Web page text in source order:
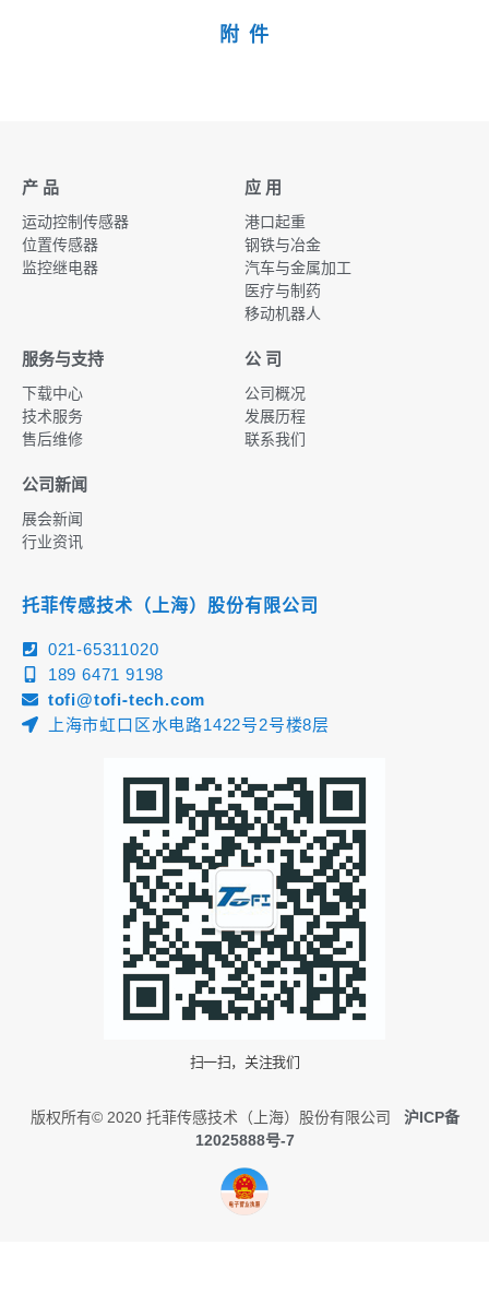
附 件
产 品
运动控制传感器
位置传感器
监控继电器
应 用
港口起重
钢铁与冶金
汽车与金属加工
医疗与制药
移动机器人
服务与支持
下载中心
技术服务
售后维修
公 司
公司概况
发展历程
联系我们
公司新闻
展会新闻
行业资讯
托菲传感技术（上海）股份有限公司
021-65311020
189 6471 9198
tofi@tofi-tech.com
上海市虹口区水电路1422号2号楼8层
扫一扫，关注我们
版权所有© 2020 托菲传感技术（上海）股份有限公司
沪ICP备
12025888号-7